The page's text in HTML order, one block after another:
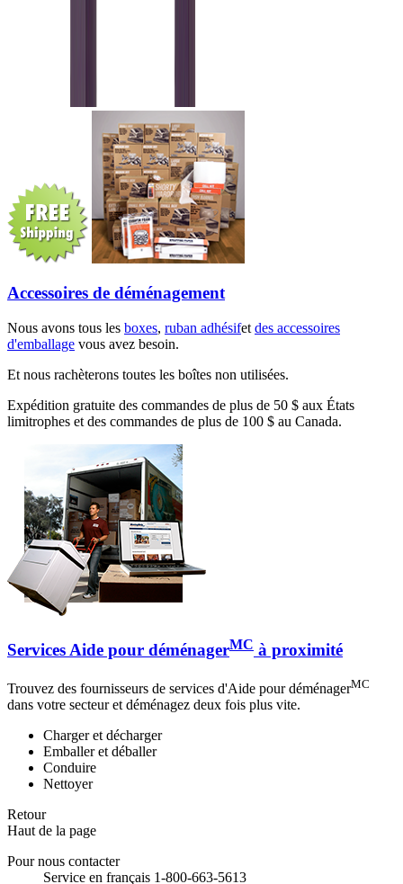
Accessoires de déménagement
Nous avons tous les boxes, ruban adhésifet des accessoires
d'emballage vous avez besoin.
Et nous rachèterons toutes les boîtes non utilisées.
Expédition gratuite des commandes de plus de 50 $ aux États
limitrophes et des commandes de plus de 100 $ au Canada.
Services Aide pour déménagerMC à proximité
Trouvez des fournisseurs de services d'Aide pour déménagerMC
dans votre secteur et déménagez deux fois plus vite.
Charger et décharger
Emballer et déballer
Conduire
Nettoyer
Retour
Haut de la page
Pour nous contacter
Service en français 1-800-663-5613